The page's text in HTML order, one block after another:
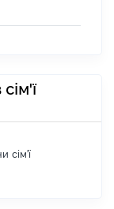
сім'ї